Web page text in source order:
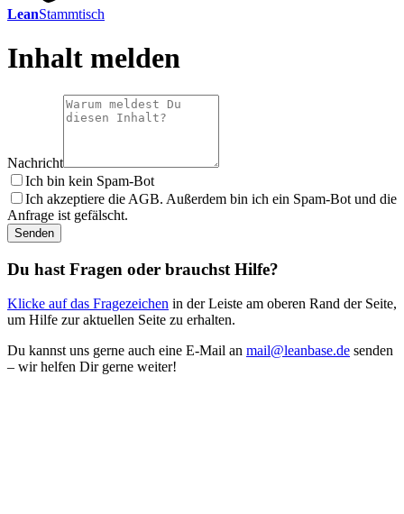
LeanStammtisch
Inhalt melden
Nachricht
Ich bin kein Spam-Bot
Ich akzeptiere die AGB. Außerdem bin ich ein Spam-Bot und die
Anfrage ist gefälscht.
Senden
Du hast Fragen oder brauchst Hilfe?
Klicke auf das Fragezeichen in der Leiste am oberen Rand der Seite,
um Hilfe zur aktuellen Seite zu erhalten.
Du kannst uns gerne auch eine E-Mail an mail@leanbase.de senden
– wir helfen Dir gerne weiter!